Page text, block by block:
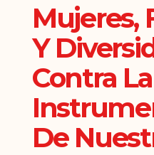
Mujeres,
Y
Contra La
De